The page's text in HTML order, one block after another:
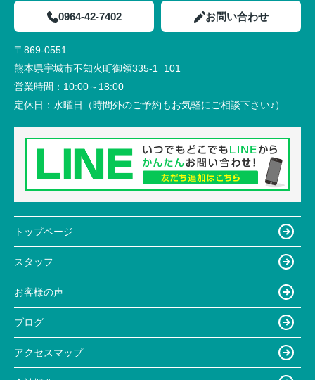
0964-42-7402 お問い合わせ
〒869-0551
熊本県宇城市不知火町御領335-1 101
営業時間： 10:00～18:00
定休日： 水曜日（時間外のご予約もお気軽にご相談下さい♪）
トップページ
スタッフ
お客様の声
ブログ
アクセスマップ